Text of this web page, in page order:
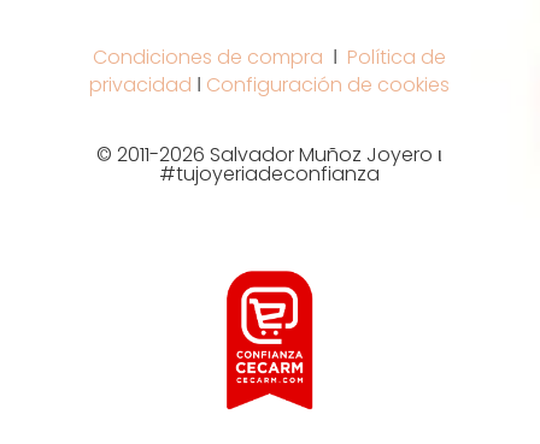
Condiciones de compra Ι Política de
privacidad Ι Configuración de cookies
© 2011-2026 Salvador Muñoz Joyero ι
#tujoyeriadeconfianza